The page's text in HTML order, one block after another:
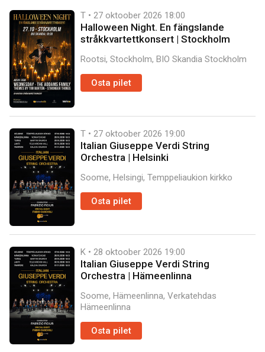
T • 27 oktoober 2026 18:00
Halloween Night. En fängslande
stråkkvartettkonsert | Stockholm
Rootsi, Stockholm, BIO Skandia Stockholm
Osta pilet
T • 27 oktoober 2026 19:00
Italian Giuseppe Verdi String
Orchestra | Helsinki
Soome, Helsingi, Temppeliaukion kirkko
Osta pilet
K • 28 oktoober 2026 19:00
Italian Giuseppe Verdi String
Orchestra | Hämeenlinna
Soome, Hämeenlinna, Verkatehdas
Hämeenlinna
Osta pilet